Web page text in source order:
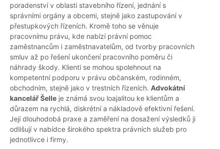
poradenství v oblasti stavebního řízení, jednání s
správními orgány a obcemi, stejně jako zastupování v
přestupkových řízeních. Kromě toho se věnuje
pracovnímu právu, kde nabízí právní pomoc
zaměstnancům i zaměstnavatelům, od tvorby pracovních
smluv až po řešení ukončení pracovního poměru či
náhrady škody. Klienti se mohou spolehnout na
kompetentní podporu v právu občanském, rodinném,
obchodním, stejně jako v trestních řízeních. Advokátní
kancelář Šelle je známá svou loajalitou ke klientům a
důrazem na rychlá, diskrétní a nákladově efektivní řešení.
Její dlouhodobá praxe a zaměření na dosažení výsledků ji
odlišují v nabídce širokého spektra právních služeb pro
jednotlivce i firmy.